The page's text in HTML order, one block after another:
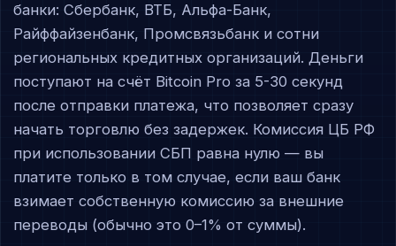
банки: Сбербанк, ВТБ, Альфа-Банк,
Райффайзенбанк, Промсвязьбанк и сотни
региональных кредитных организаций. Деньги
поступают на счёт Bitcoin Pro за 5-30 секунд
после отправки платежа, что позволяет сразу
начать торговлю без задержек. Комиссия ЦБ РФ
при использовании СБП равна нулю — вы
платите только в том случае, если ваш банк
взимает собственную комиссию за внешние
переводы (обычно это 0–1% от суммы).